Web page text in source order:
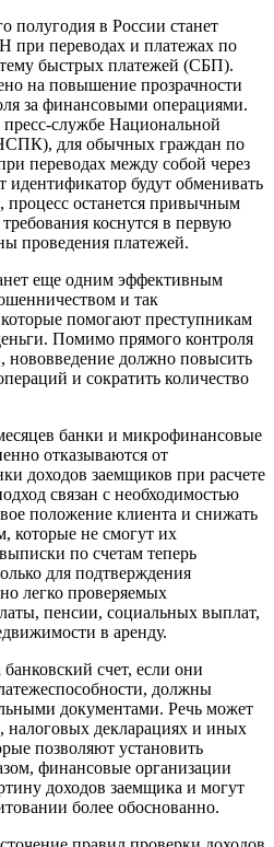
полугодия в России станет
при переводах и платежах по
быстрых платежей (СБП).
на повышение прозрачности
за финансовыми операциями.
службе Национальной
для обычных граждан по
переводах между собой через
будут обменивать
процесс останется привычным
коснутся в первую
проведения платежей.
еще одним эффективным
и так
помогают преступникам
Помимо прямого контроля
нововведение должно повысить
и сократить количество
банки и микрофинансовые
отказываются от
доходов заемщиков при расчете
связан с необходимостью
положение клиента и снижать
которые не смогут их
по счетам теперь
для подтверждения
легко проверяемых
пенсии, социальных выплат,
в аренду.
счет, если они
должны
документами. Речь может
налоговых декларациях и иных
позволяют установить
финансовые организации
доходов заемщика и могут
более обоснованно.